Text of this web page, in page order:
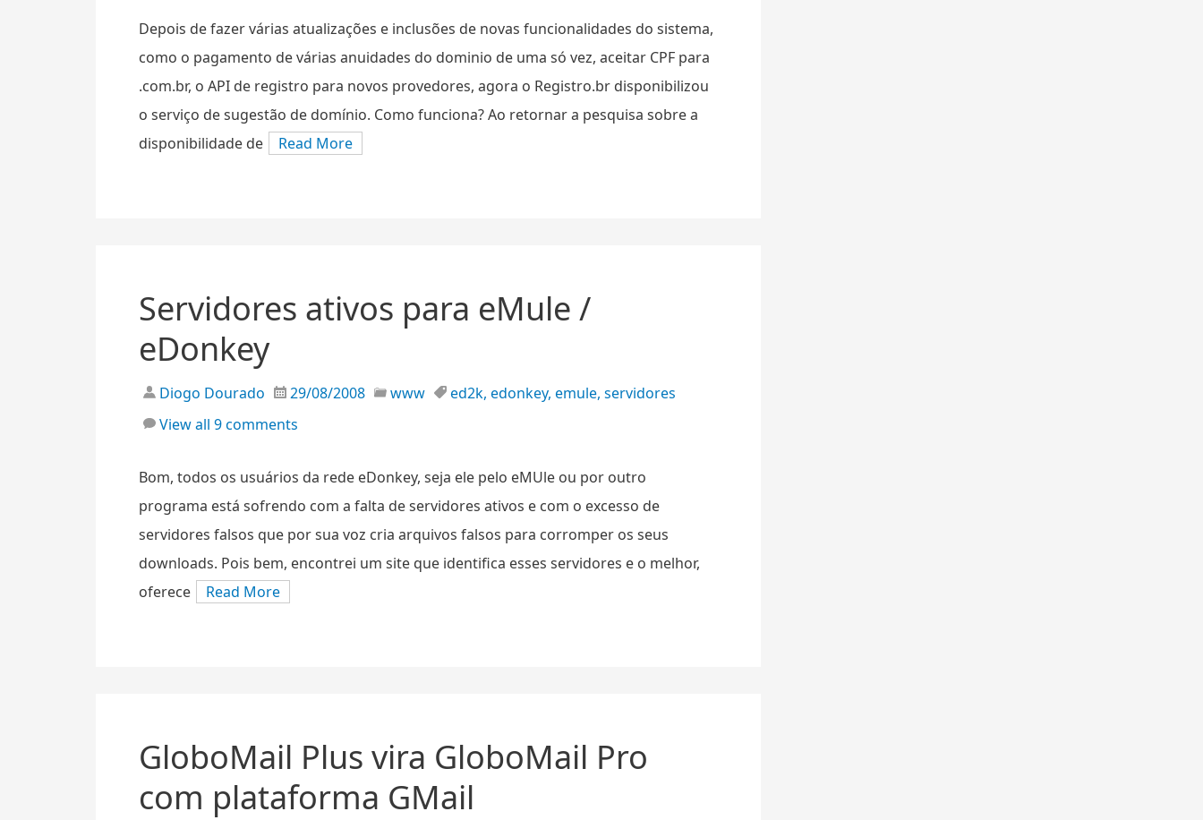
Depois de fazer várias atualizações e inclusões de novas funcionalidades do sistema,
como o pagamento de várias anuidades do dominio de uma só vez, aceitar CPF para
.com.br, o API de registro para novos provedores, agora o Registro.br disponibilizou
o serviço de sugestão de domínio. Como funciona? Ao retornar a pesquisa sobre a
disponibilidade de
Read More
Servidores ativos para eMule /
eDonkey
Diogo Dourado 29/08/2008 www ed2k, edonkey, emule, servidores
View all 9 comments
Bom, todos os usuários da rede eDonkey, seja ele pelo eMUle ou por outro
programa está sofrendo com a falta de servidores ativos e com o excesso de
servidores falsos que por sua voz cria arquivos falsos para corromper os seus
downloads. Pois bem, encontrei um site que identifica esses servidores e o melhor,
oferece
Read More
GloboMail Plus vira GloboMail Pro
com plataforma GMail